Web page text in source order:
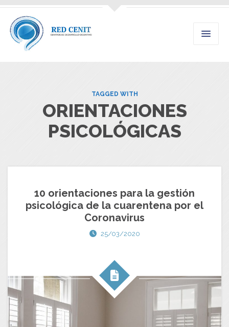
TAGGED WITH
ORIENTACIONES
PSICOLÓGICAS
10 orientaciones para la gestión
psicológica de la cuarentena por el
Coronavirus
25/03/2020